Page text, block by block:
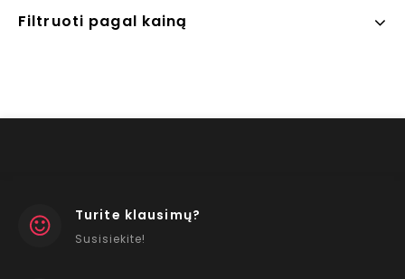
Filtruoti pagal kainą
Turite klausimų?
Susisiekite!